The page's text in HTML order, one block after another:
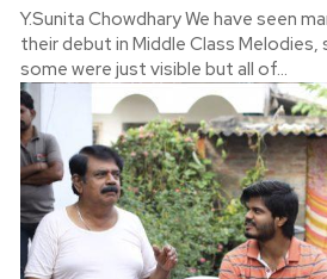
Y.Sunita Chowdhary We have seen
their debut in Middle Class Melodies,
some were just visible but all of...